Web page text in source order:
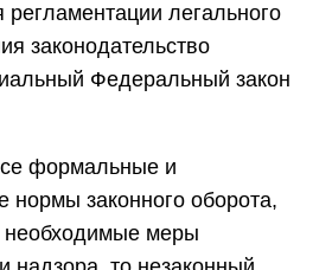
регламентации легального
законодательство
Федеральный закон
формальные и
нормы законного оборота,
необходимые меры